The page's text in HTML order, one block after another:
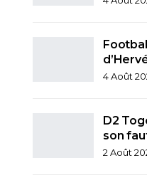
4 Août
D2
son
2 Août